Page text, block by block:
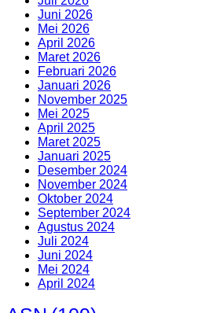
Juni 2026
Mei 2026
April 2026
Maret 2026
Februari 2026
Januari 2026
November 2025
Mei 2025
April 2025
Maret 2025
Januari 2025
Desember 2024
November 2024
Oktober 2024
September 2024
Agustus 2024
Juli 2024
Juni 2024
Mei 2024
April 2024